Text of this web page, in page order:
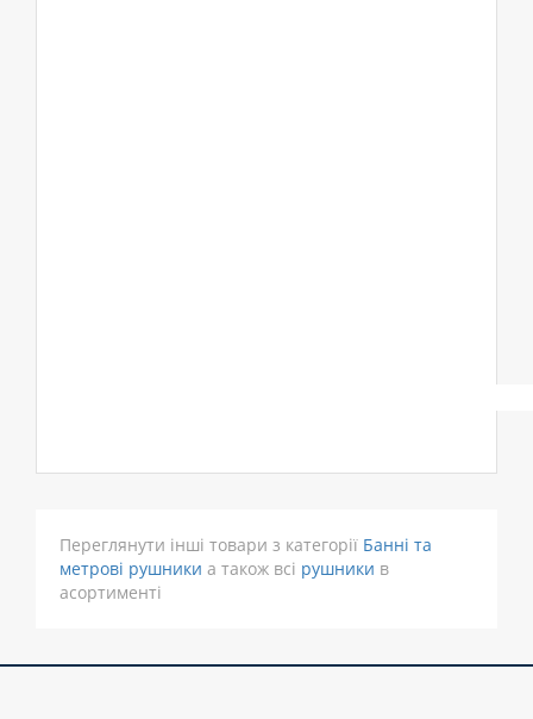
Переглянути інші товари з категорії Банні та
метрові рушники а також всі рушники в
асортименті